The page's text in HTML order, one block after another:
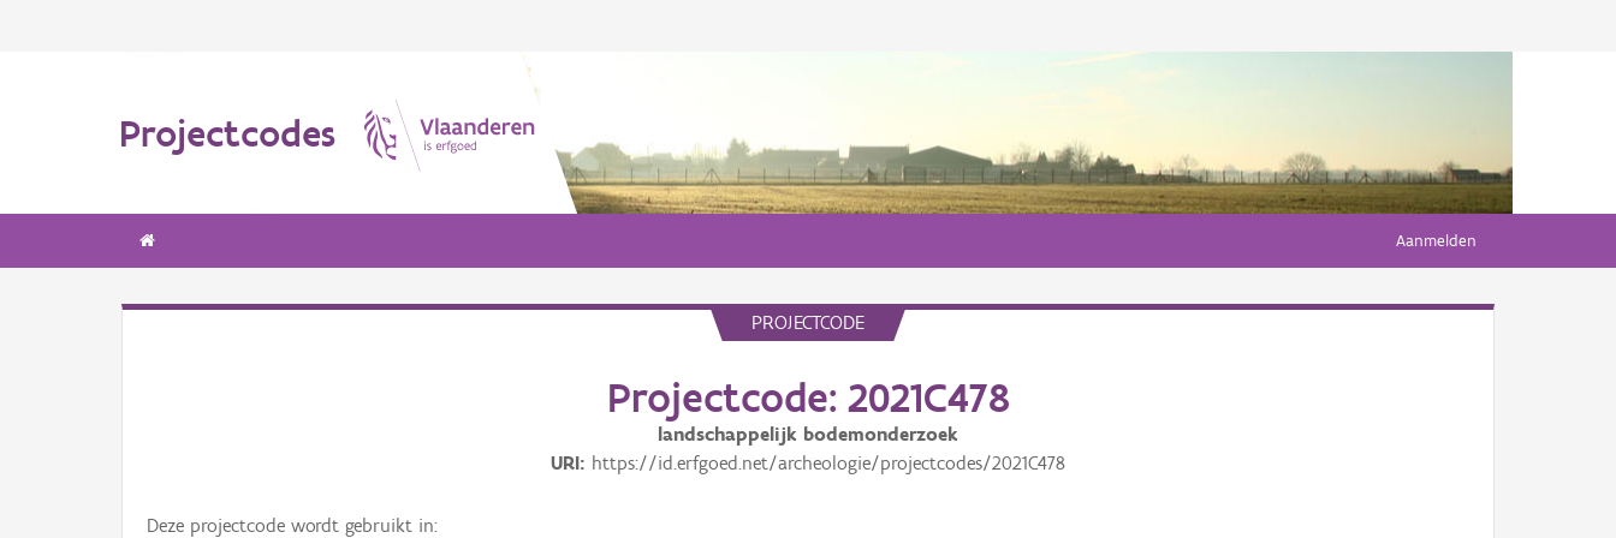
Projectcodes
Aanmelden
PROJECTCODE
Projectcode: 2021C478
landschappelijk bodemonderzoek
URI https://id.erfgoed.net/archeologie/projectcodes/2021C478
Deze projectcode wordt gebruikt in: